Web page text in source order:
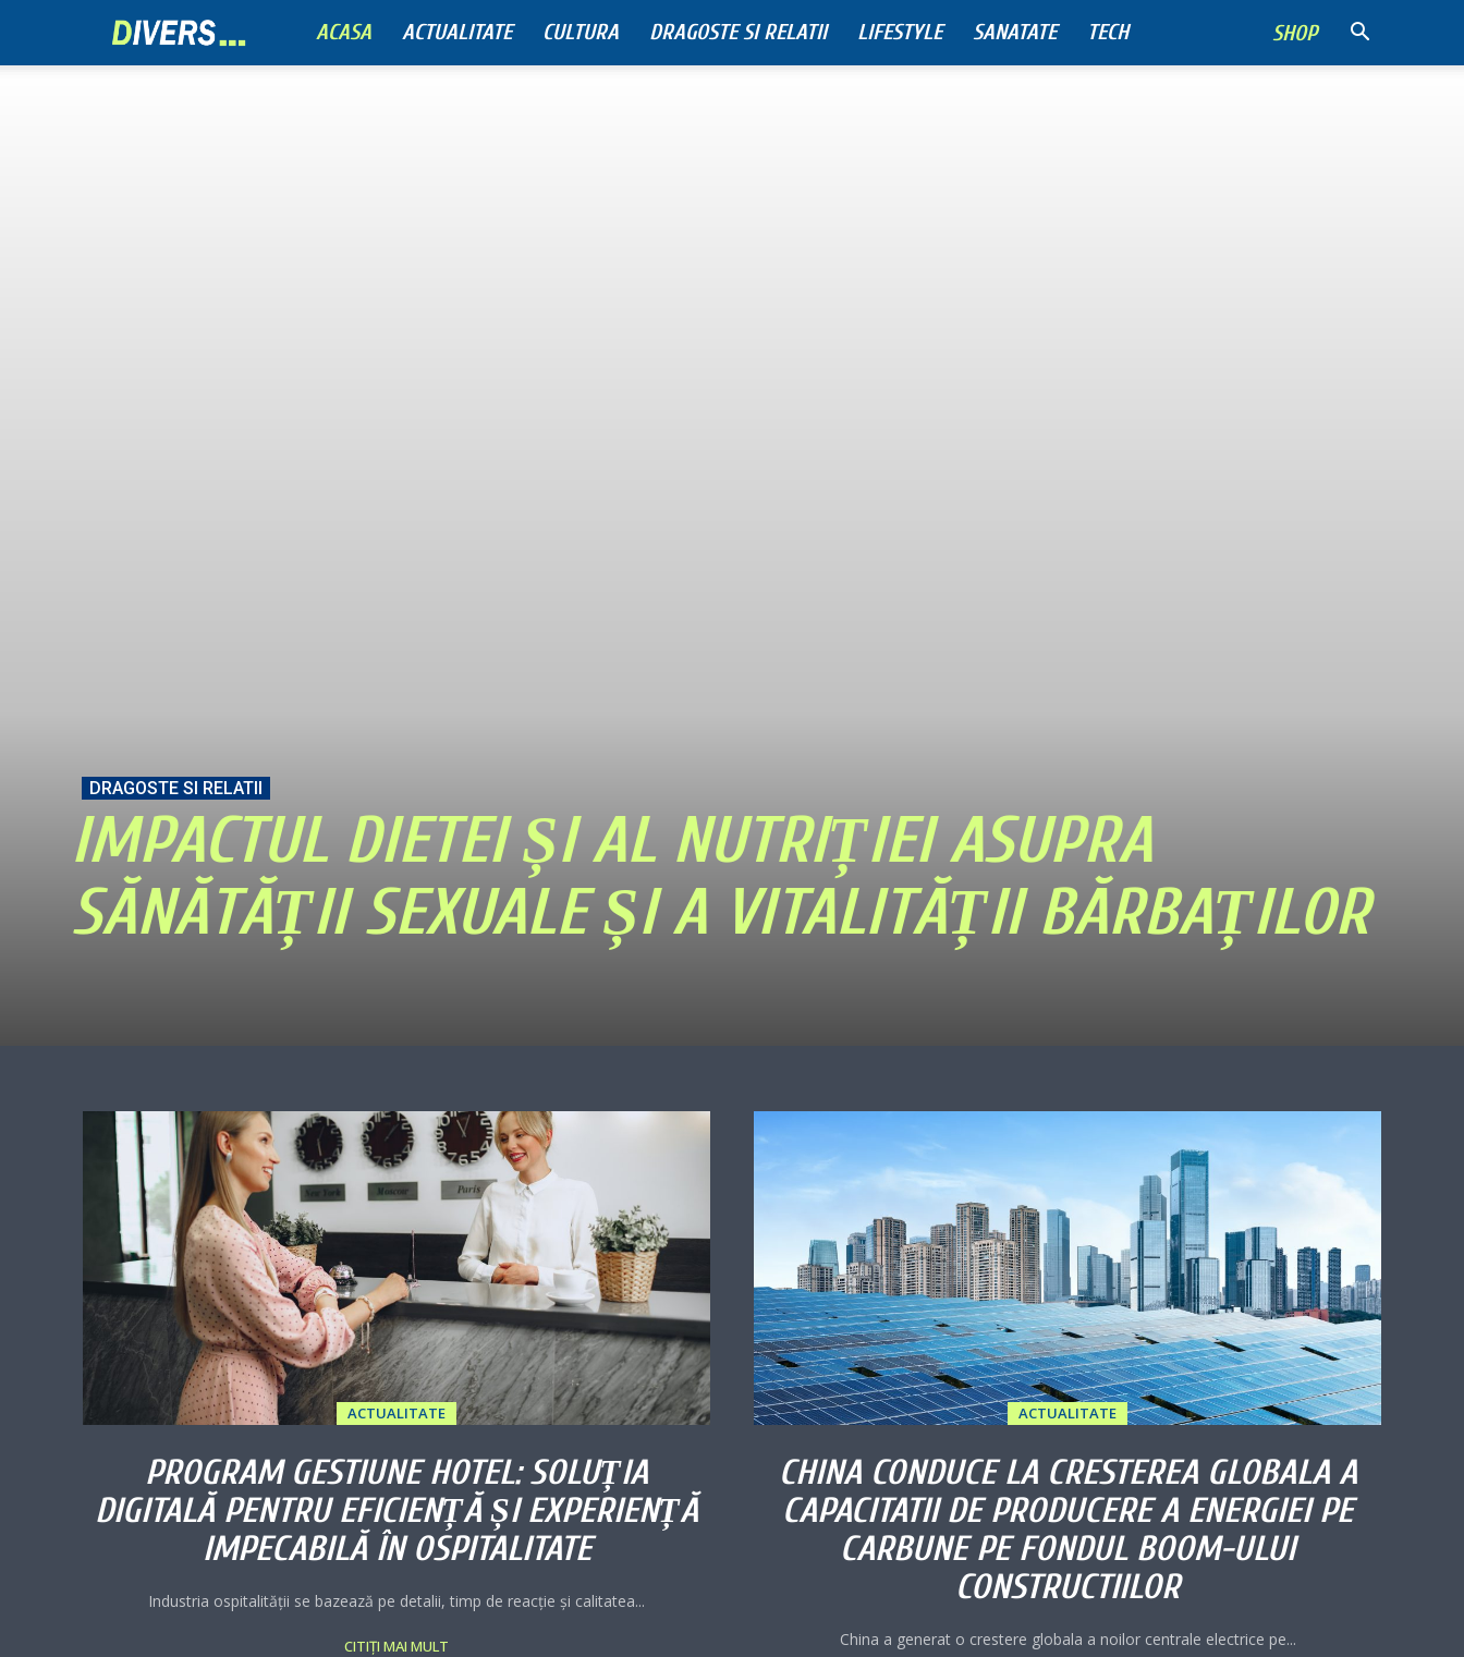
SHOP
ACASA ACTUALITATE CULTURA DRAGOSTE SI RELATII LIFESTYLE SANATATE TECH
DRAGOSTE SI RELATII
IMPACTUL DIETEI ȘI AL NUTRIȚIEI ASUPRA
SĂNĂTĂȚII SEXUALE ȘI A VITALITĂȚII BĂRBAȚILOR
ACTUALITATE
PROGRAM GESTIUNE HOTEL: SOLUȚIA
DIGITALĂ PENTRU EFICIENȚĂ ȘI EXPERIENȚĂ
IMPECABILĂ ÎN OSPITALITATE
Industria ospitalității se bazează pe detalii, timp de reacție și calitatea...
CITIȚI MAI MULT
ACTUALITATE
CHINA CONDUCE LA CRESTEREA GLOBALA A
CAPACITATII DE PRODUCERE A ENERGIEI PE
CARBUNE PE FONDUL BOOM-ULUI
CONSTRUCTIILOR
China a generat o crestere globala a noilor centrale electrice pe...